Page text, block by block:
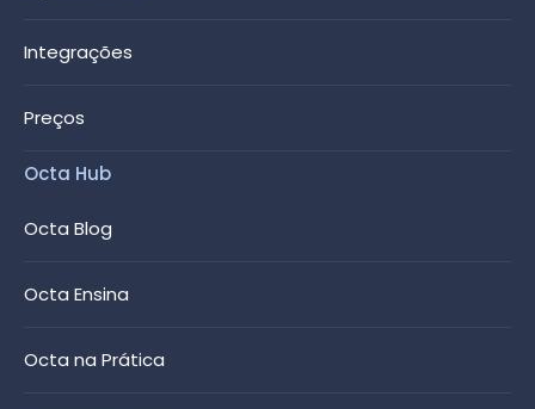
Integrações
Preços
Octa Hub
Octa Blog
Octa Ensina
Octa na Prática